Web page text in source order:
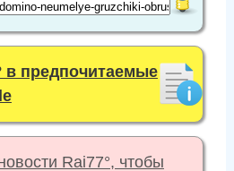
в предпочитаемые
Rai77°, чтобы